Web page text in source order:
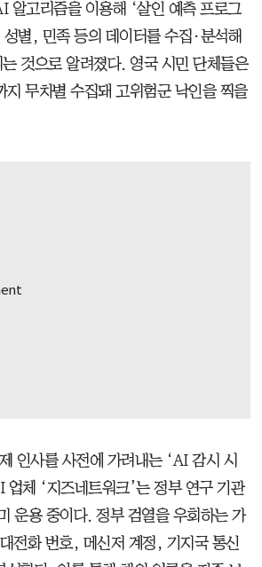
알고리즘을 이용해 ‘살인 예측 프로그
별, 민족 등의 데이터를 수집·분석해
것으로 알려졌다. 영국 시민 단체들은
무차별 수집돼 고위험군 낙인을 찍을
인사를 사전에 가려내는 ‘AI 감시 시
체 ‘지즈네트워크’는 정부 연구 기관
운용 중이다. 정부 검열을 우회하는 가
전화 번호, 메신저 계정, 기지국 통신